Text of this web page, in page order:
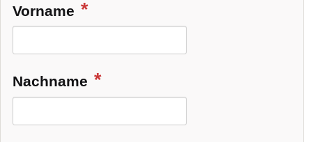
Vorname
Nachname